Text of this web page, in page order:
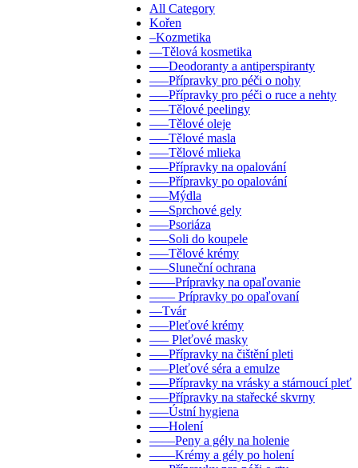
All Category
Kořen
–Kozmetika
––Tělová kosmetika
–––Deodoranty a antiperspiranty
–––Přípravky pro péči o nohy
–––Přípravky pro péči o ruce a nehty
–––Tělové peelingy
–––Tělové oleje
–––Tělové masla
–––Tělové mlieka
–––Přípravky na opalování
–––Přípravky po opalování
–––Mýdla
–––Sprchové gely
–––Psoriáza
–––Soli do koupele
–––Tělové krémy
–––Sluneční ochrana
––––Prípravky na opaľovanie
–––– Prípravky po opaľovaní
––Tvár
–––Pleťové krémy
––– Pleťové masky
–––Přípravky na čištění pleti
–––Pleťové séra a emulze
–––Přípravky na vrásky a stárnoucí pleť
–––Přípravky na stařecké skvrny
–––Ústní hygiena
–––Holení
––––Peny a gély na holenie
––––Krémy a gély po holení